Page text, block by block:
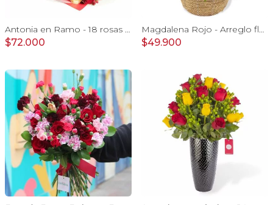
Antonia en Ramo - 18 rosas mix blanco y rojo con hypericum
$72.000
Magdalena Rojo - Arreglo floral con rosas, gerbera y astromelias rojas
$49.900